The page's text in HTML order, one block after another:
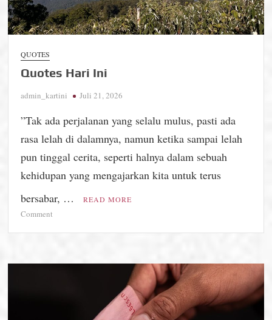
QUOTES
Quotes Hari Ini
admin_kartini Juli 21, 2026
”Tak ada perjalanan yang selalu mulus, pasti ada
rasa lelah di dalamnya, namun ketika sampai lelah
pun tinggal cerita, seperti halnya dalam sebuah
kehidupan yang mengajarkan kita untuk terus
bersabar, …
READ MORE
Comment